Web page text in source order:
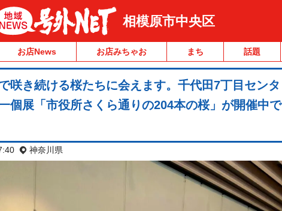
相模原市中央区
お店News お店みちゃお まち 話題
咲き続ける桜たちに会えます。千代田7丁目センタ
個展「市役所さくら通りの204本の桜」が開催中で
神奈川県